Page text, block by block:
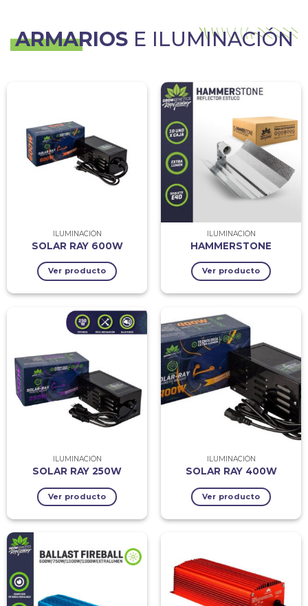
ARMARIOSE ILUMINACIÓN
ILUMINACIÓN
SOLAR RAY 600W
Ver producto
ILUMINACIÓN
HAMMERSTONE
Ver producto
ILUMINACIÓN
SOLAR RAY 250W
Ver producto
ILUMINACIÓN
SOLAR RAY 400W
Ver producto